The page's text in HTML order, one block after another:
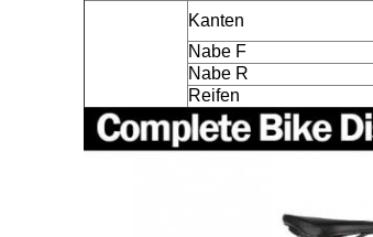
Kanten
Nabe F
Nabe R
Reifen